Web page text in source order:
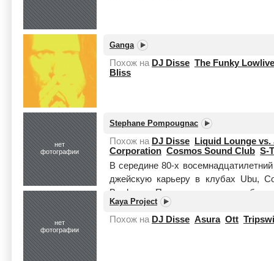
Ganga
Похож на DJ Disse The Funky
Bliss
нет
фотографии
Stephane Pompougnac
Похож на DJ Disse
Liquid Lounge vs.
Corporation Cosmos Sound Club S-
В середине 80-х
джейскую карьеру в клубах Ubu,
Bordeaux. После окончания учебы
шес...Читать целиком
нет
фотографии
Kaya Project
Похож на DJ Disse Asura Ott